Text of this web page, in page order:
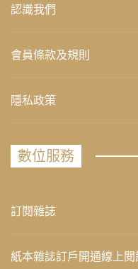
認識我們
會員條款及規則
隱私政策
數位服務
訂閱雜誌
紙本雜誌訂戶開通線上閱